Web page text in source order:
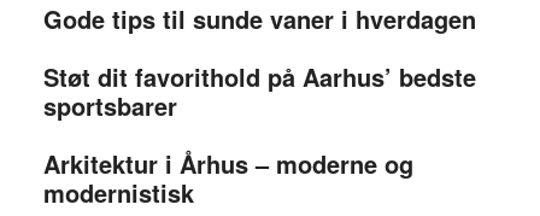
Gode tips til sunde vaner i hverdagen
Støt dit favorithold på Aarhus’ bedste
sportsbarer
Arkitektur i Århus – moderne og
modernistisk